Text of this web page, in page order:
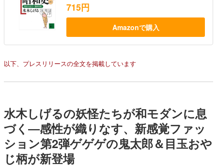
715円
Amazonで購入
以下、プレスリリースの全文を掲載しています
水木しげるの妖怪たちが和モダンに息
づく―感性が織りなす、新感覚ファッ
ション第2弾ゲゲゲの鬼太郎＆目玉おや
じ柄が新登場